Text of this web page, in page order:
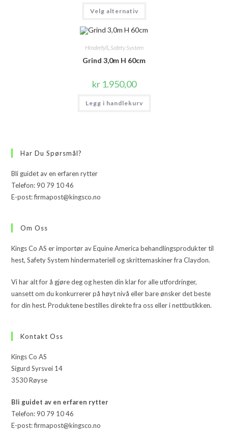
Velg alternativ
Dette
har
varianter.
på
Hinderfyll, Safety System
Grind 3,0m H 60cm
kr1.950,00
Legg i handlekurv
Har Du Spørsmål?
Bli guidet av en erfaren rytter
Telefon: 90 79 10 46
E-post: firmapost@kingsco.no
Om Oss
Kings Co AS er importør av Equine America behandlingsprodukter til
hest, Safety System hindermateriell og skrittemaskiner fra Claydon.
Vi har alt for å gjøre deg og hesten din klar for alle utfordringer,
uansett om du konkurrerer på høyt nivå eller bare ønsker det beste
for din hest. Produktene bestilles direkte fra oss eller i nettbutikken.
Kontakt Oss
Kings Co AS
Sigurd Syrsvei 14
3530 Røyse
Bli guidet av en erfaren rytter
Telefon: 90 79 10 46
E-post: firmapost@kingsco.no